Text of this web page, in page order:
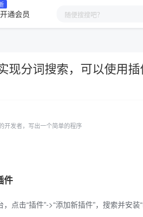
开通会员
现分词搜索，可以使用
开发者，写出一个简单的程序
件
点击“插件”->“添加新插件”，搜索并安装